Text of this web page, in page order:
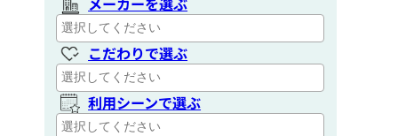
こだわりで選ぶ
利用シーンで選ぶ